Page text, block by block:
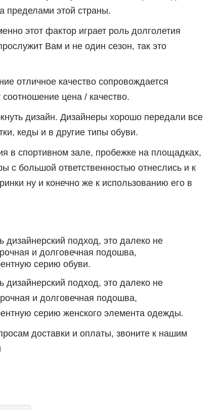
пределами этой страны.
этот фактор играет роль долголетия
Вам и не один сезон, так это
отличное качество сопровождается
цена / качество.
дизайн. Дизайнеры хорошо передали все
кеды и в другие типы обуви.
в спортивном зале, пробежке на площадках,
с большой ответственностью отнеслись и к
ну и конечно же к использованию его в
дизайнерский подход, это далеко не
и долговечная подошва,
серию обуви.
дизайнерский подход, это далеко не
и долговечная подошва,
серию женского элемента одежды.
доставки и оплаты, звоните к нашим